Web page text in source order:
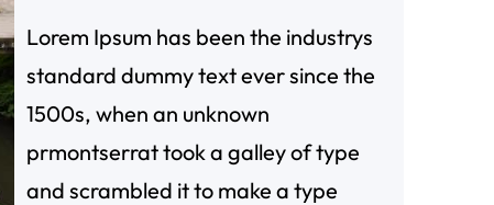
Lorem Ipsum has been the industrys
standard dummy text ever since the
1500s, when an unknown
prmontserrat took a galley of type
and scrambled it to make a type